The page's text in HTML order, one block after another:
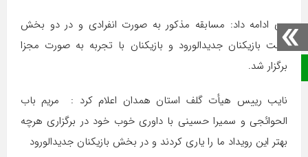
صفحه نخست
وی ادامه داد: مسابقه مذکور به صورت انفرادی و در دو بخش
جهت بازیکنان جدیدالورود و بازیکنان با تجربه به صورت مجزا
برگزار شد.
نایب رییس هیأت گلف استان همدان اعلام کرد : مریم باب
الحوائجی و سمیرا حسینی با داوری خوب خود در برگزاری هرچه
بهتر این رویداد ما را یاری کردند و در بخش بازیکنان جدیدالورود